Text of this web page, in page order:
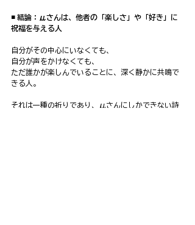
◾️ 結論：μさんは、他者の「楽しさ」や「好き」に
祝福を与える人
自分がその中心にいなくても、
自分が声をかけなくても、
ただ誰かが楽しんでいることに、深く静かに共鳴で
きる人。
それは一種の祈りであり、μさんにしかできない詩